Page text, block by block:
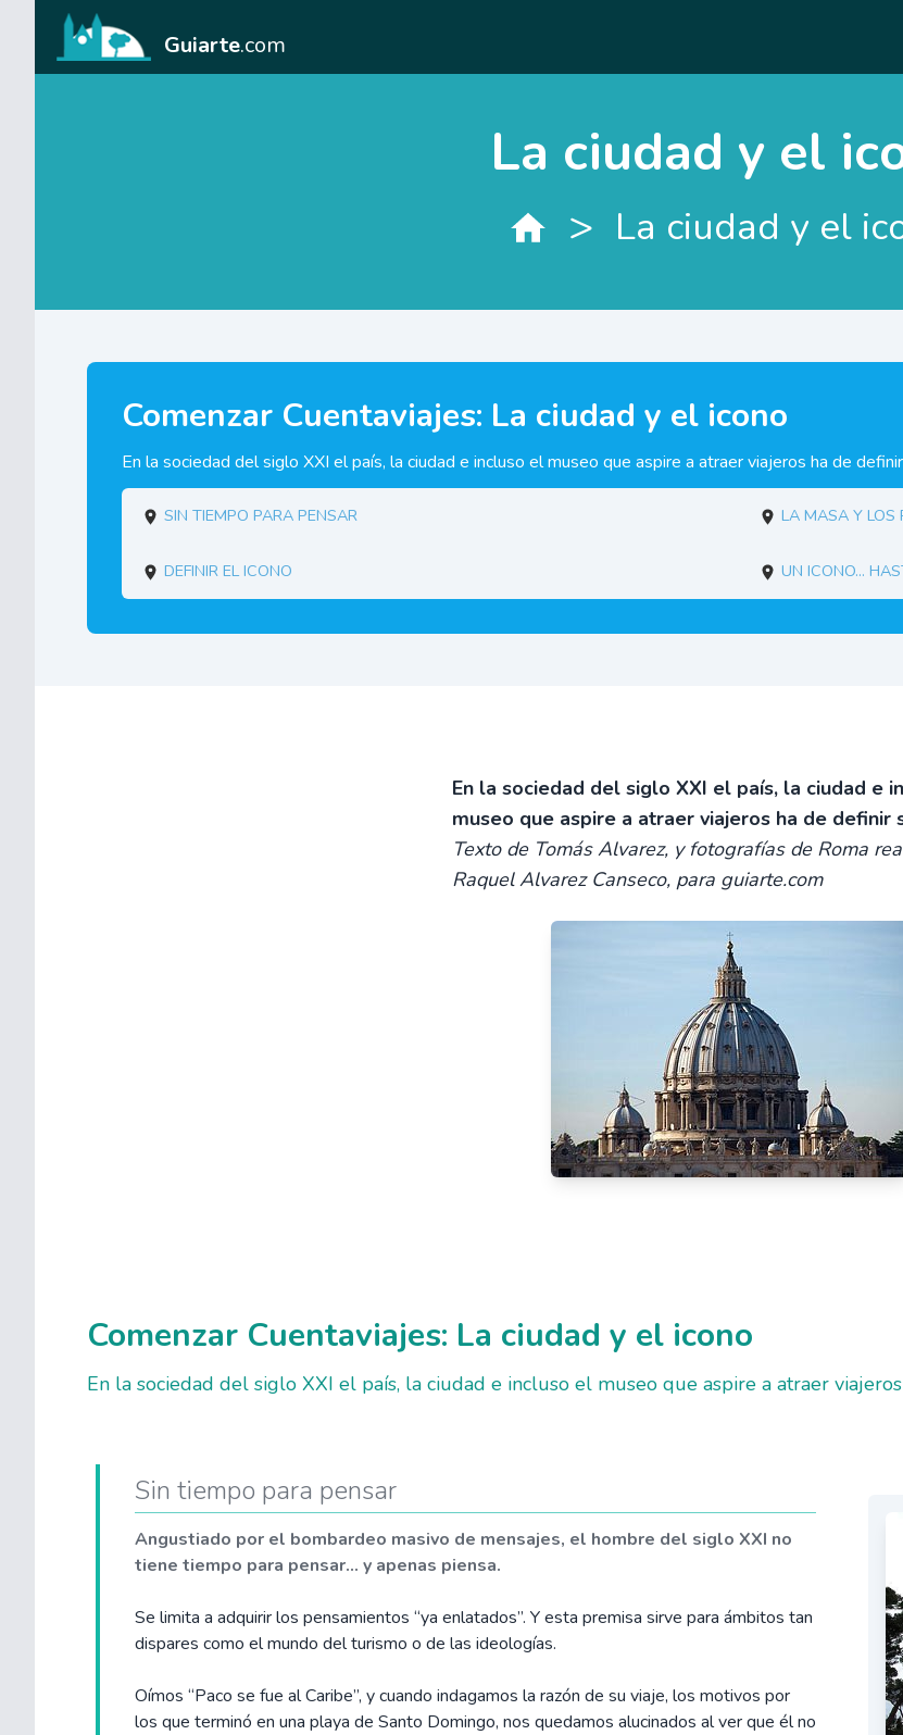
Guiarte.com
La ciudad y el
> La ciudad y el
Comenzar Cuentaviajes: La ciudad y el icono
En la sociedad del siglo XXI el país, la ciudad e incluso el museo que aspire a atraer viajeros ha de
Sin tiempo para pensar La masa y los
Definir el icono Un icono...
En la sociedad del siglo XXI el país, la ciudad e
museo que aspire a atraer viajeros ha de definir
Texto de Tomás Alvarez, y fotografías de Roma
Raquel Alvarez Canseco, para guiarte.com
Comenzar Cuentaviajes: La ciudad y el icono
En la sociedad del siglo XXI el país, la ciudad e incluso el museo que aspire a atraer
Sin tiempo para pensar
Angustiado por el bombardeo masivo de mensajes, el hombre del siglo XXI no
tiene tiempo para pensar... y apenas piensa.
Se limita a adquirir los pensamientos “ya enlatados”. Y esta premisa sirve para ámbitos tan
dispares como el mundo del turismo o de las ideologías.
Oímos “Paco se fue al Caribe”, y cuando indagamos la razón de su viaje, los motivos por
los que terminó en una playa de Santo Domingo, nos quedamos alucinados al ver que él no